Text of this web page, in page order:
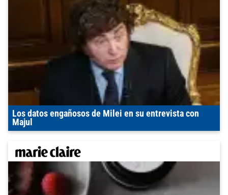
Los datos engañosos de Milei en su entrevista con
Majul